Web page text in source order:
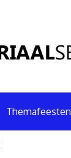
Themafeesten